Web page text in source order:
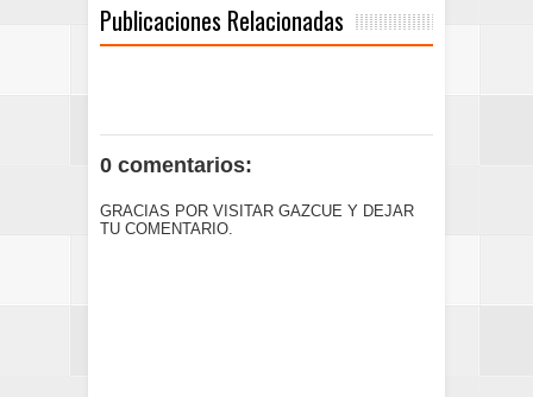
Publicaciones Relacionadas
0 comentarios:
GRACIAS POR VISITAR GAZCUE Y DEJAR
TU COMENTARIO.